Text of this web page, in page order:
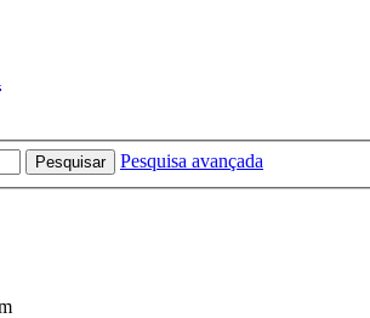
Pesquisar
Pesquisa avançada